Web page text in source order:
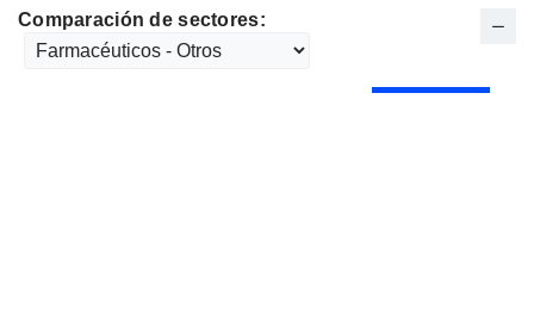
Comparación de sectores: